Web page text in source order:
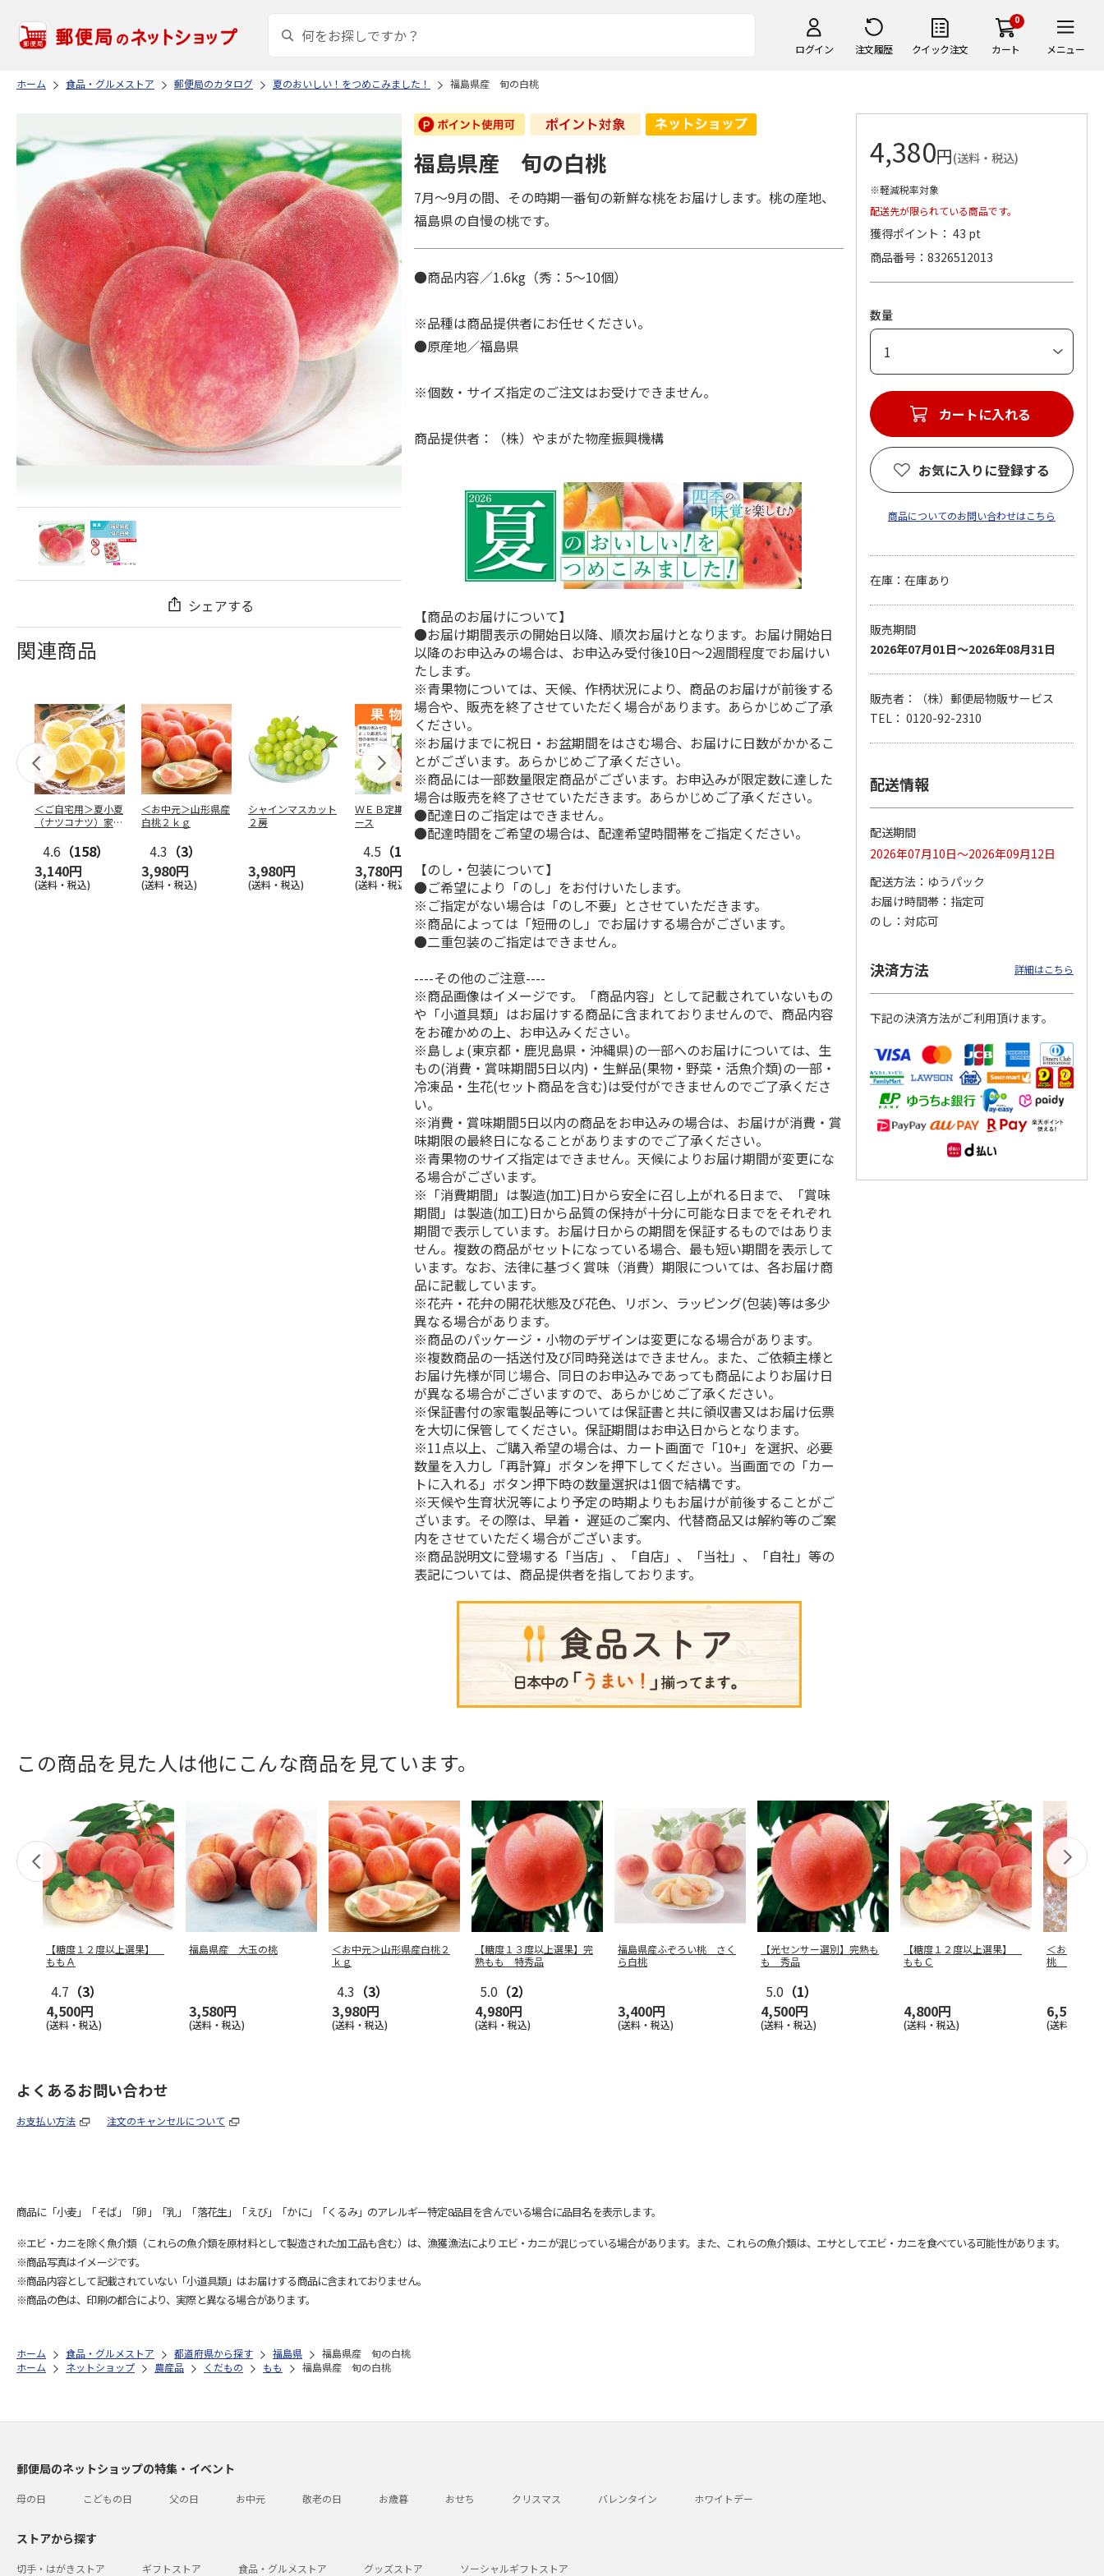
ログイン 注文履歴 クイック注文
0
カート メニュー
ホーム 食品・グルメストア 郵便局のカタログ 夏のおいしい！をつめこみました！ 福島県産 旬の白桃
シェアする
関連商品
＜ご自宅用＞夏小夏
（ナツコナツ）家庭
4.6 （158）
3,140円
(送料・税込)
＜お中元＞山形県産
白桃２ｋｇ
4.3 （3）
3,980円
(送料・税込)
シャインマスカット
２房
3,980円
(送料・税込)
ＷＥＢ定期便果物コ
ース
4.5 （102）
3,780円
(送料・税込)
ビッグマスクメロ
ン ２個入
4,150円
(送料・税込)
夏小夏 家庭用 ３
ｋｇ
(送料・税込) (送料・税込)
福島県産 大玉の桃
(送料・税込)
【糖度１３度以上選
5.0（2）
福島県産 旬の白桃
7月～9月の間、その時期一番旬の新鮮な桃をお届けします。桃の産地、
福島県の自慢の桃です。
●商品内容／1.6kg（秀：5～10個）
※品種は商品提供者にお任せください。
●原産地／福島県
※個数・サイズ指定のご注文はお受けできません。
商品提供者：（株）やまがた物産振興機構
【商品のお届けについて】
●お届け期間表示の開始日以降、順次お届けとなります。お届け開始日
以降のお申込みの場合は、お申込み受付後10日～2週間程度でお届けい
たします。
※青果物については、天候、作柄状況により、商品のお届けが前後する
場合や、販売を終了させていただく場合があります。あらかじめご了承
ください。
※お届けまでに祝日・お盆期間をはさむ場合、お届けに日数がかかるこ
とがございます。あらかじめご了承ください。
※商品には一部数量限定商品がございます。お申込みが限定数に達した
場合は販売を終了させていただきます。あらかじめご了承ください。
●配達日のご指定はできません。
●配達時間をご希望の場合は、配達希望時間帯をご指定ください。
【のし・包装について】
●ご希望により「のし」をお付けいたします。
※ご指定がない場合は「のし不要」とさせていただきます。
※商品によっては「短冊のし」でお届けする場合がございます。
●二重包装のご指定はできません。
----その他のご注意----
※商品画像はイメージです。「商品内容」として記載されていないもの
や「小道具類」はお届けする商品に含まれておりませんので、商品内容
をお確かめの上、お申込みください。
※島しょ(東京都・鹿児島県・沖縄県)の一部へのお届けについては、生
もの(消費・賞味期間5日以内)・生鮮品(果物・野菜・活魚介類)の一部・
冷凍品・生花(セット商品を含む)は受付ができませんのでご了承くださ
い。
※消費・賞味期間5日以内の商品をお申込みの場合は、お届けが消費・賞
味期限の最終日になることがありますのでご了承ください。
※青果物のサイズ指定はできません。天候によりお届け期間が変更にな
る場合がございます。
※「消費期間」は製造(加工)日から安全に召し上がれる日まで、「賞味
期間」は製造(加工)日から品質の保持が十分に可能な日までをそれぞれ
期間で表示しています。お届け日からの期間を保証するものではありま
せん。複数の商品がセットになっている場合、最も短い期間を表示して
います。なお、法律に基づく賞味（消費）期限については、各お届け商
品に記載しています。
※花卉・花弁の開花状態及び花色、リボン、ラッピング(包装)等は多少
異なる場合があります。
※商品のパッケージ・小物のデザインは変更になる場合があります。
※複数商品の一括送付及び同時発送はできません。また、ご依頼主様と
お届け先様が同じ場合、同日のお申込みであっても商品によりお届け日
が異なる場合がございますので、あらかじめご了承ください。
※保証書付の家電製品等については保証書と共に領収書又はお届け伝票
を大切に保管してください。保証期間はお申込日からとなります。
※11点以上、ご購入希望の場合は、カート画面で「10+」を選択、必要
数量を入力し「再計算」ボタンを押下してください。当画面での「カー
トに入れる」ボタン押下時の数量選択は1個で結構です。
※天候や生育状況等により予定の時期よりもお届けが前後することがご
ざいます。その際は、早着・ 遅延のご案内、代替商品又は解約等のご案
内をさせていただく場合がございます。
※商品説明文に登場する「当店」、「自店」、「当社」、「自社」等の
表記については、商品提供者を指しております。
4,380円(送料・税込)
※軽減税率対象
配送先が限られている商品です。
獲得ポイント： 43 pt
商品番号
8326512013
数量
カートに入れる
お気に入りに登録する
商品についてのお問い合わせはこちら
在庫：在庫あり
販売期間
2026年07月01日～2026年08月31日
販売者：（株）郵便局物販サービス
TEL： 0120-92-2310
配送情報
配送期間
2026年07月10日～2026年09月12日
配送方法
ゆうパック
お届け時間帯
指定可
のし
対応可
決済方法 詳細はこちら
下記の決済方法がご利用頂けます。
この商品を見た人は他にこんな商品を見ています。
【糖度１２度以上選果】
ももＡ
4.7 （3）
4,500円
(送料・税込)
福島県産 大玉の桃
3,580円
(送料・税込)
＜お中元＞山形県産白桃２
ｋｇ
4.3 （3）
3,980円
(送料・税込)
【糖度１３度以上選果】完
熟もも 特秀品
5.0 （2）
4,980円
(送料・税込)
福島県産ふぞろい桃 さく
ら白桃
3,400円
(送料・税込)
【光センサー選別】完熟も
も 秀品
5.0 （1）
4,500円
(送料・税込)
【糖度１２度以上選果】
ももＣ
4,800円
(送料・税込)
＜お中元＞
桃 １．８
6,500円
(送料・税込)
よくあるお問い合わせ
お支払い方法 注文のキャンセルについて
商品に「小麦」「そば」「卵」「乳」「落花生」「えび」「かに」「くるみ」のアレルギー特定8品目を含んでいる場合に品目名を表示します。
※エビ・カニを除く魚介類（これらの魚介類を原材料として製造された加工品も含む）は、漁獲漁法によりエビ・カニが混じっている場合があります。また、これらの魚介類は、エサとしてエビ・カニを食べている可能性があります。
※商品写真はイメージです。
※商品内容として記載されていない「小道具類」はお届けする商品に含まれておりません。
※商品の色は、印刷の都合により、実際と異なる場合があります。
ホーム 食品・グルメストア 都道府県から探す 福島県
福島県産 旬の白桃
ホーム
ネットショップ 農産品 くだもの もも 福島県産 旬の白桃
郵便局のネットショップの特集・イベント
母の日 こどもの日 父の日 お中元 敬老の日 お歳暮 おせち クリスマス バレンタイン ホワイトデー
ストアから探す
切手・はがきストア ギフトストア 食品・グルメストア グッズストア ソーシャルギフトストア